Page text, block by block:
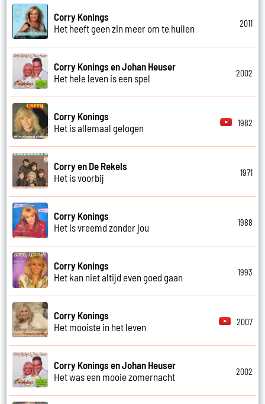
Corry Konings
Het heeft geen zin meer om te huilen
2011
Corry Konings en Johan Heuser
Het hele leven is een spel
2002
Corry Konings
Het is allemaal gelogen
1982
Corry en De Rekels
Het is voorbij
1971
Corry Konings
Het is vreemd zonder jou
1988
Corry Konings
Het kan niet altijd even goed gaan
1993
Corry Konings
Het mooiste in het leven
2007
Corry Konings en Johan Heuser
Het was een mooie zomernacht
2002